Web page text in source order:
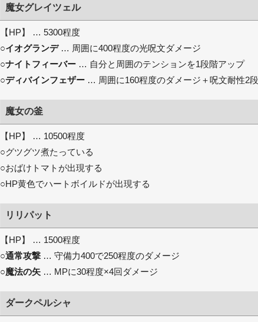
魔女グレイツェル
【HP】 … 5300程度
○イオグランデ… 周囲に400程度の光呪文ダメージ
○ナイトフィーバー … 自分と周囲のテンションを1段階アップ
○ディバインフェザー … 周囲に160程度のダメージ＋呪文耐性2
魔女の釜
【HP】 … 10500程度
○グツグツ煮たっている
○おばけトマトが出現する
○HP黄色でハートボイルドが出現する
リリパット
【HP】 … 1500程度
○通常攻撃 … 守備力400で250程度のダメージ
○魔法の矢 … MPに30程度×4回ダメージ
ダークペルシャ